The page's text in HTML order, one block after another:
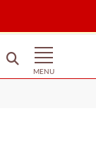
MENU